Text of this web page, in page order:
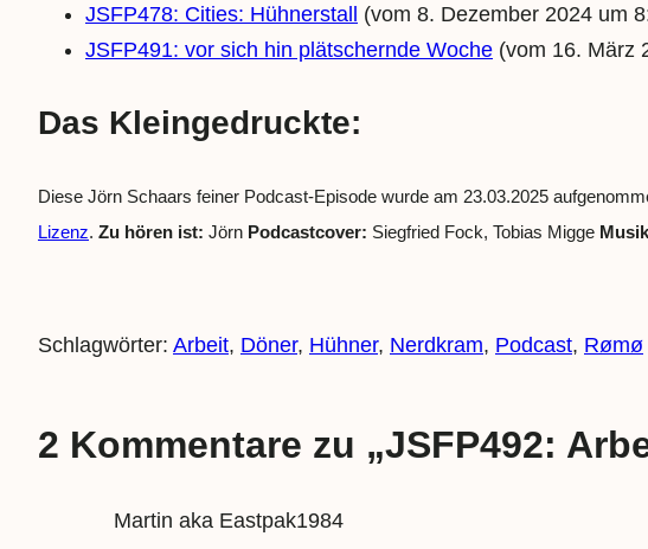
JSFP478: Cities: Hühnerstall
(vom 8. Dezember 2024 um
JSFP491: vor sich hin plätschernde Woche (vom 16. März
Das Kleingedruckte:
Diese Jörn Schaars feiner Podcast-Episode wurde am 23.03.2025
Lizenz. Zu hören ist: Jörn Podcastcover: Siegfried Fock, Tobias Migge
Schlagwörter: Arbeit, Döner, Hühner, Nerdkram, Podcast, Rømø
2 Kommentare zu „JSFP492:
Martin aka Eastpak1984